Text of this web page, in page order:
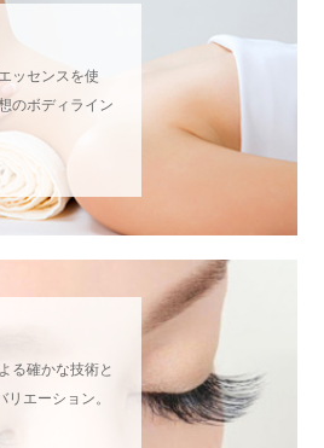
ッセンスを使
のボディライン
る確かな技術と
エーション。